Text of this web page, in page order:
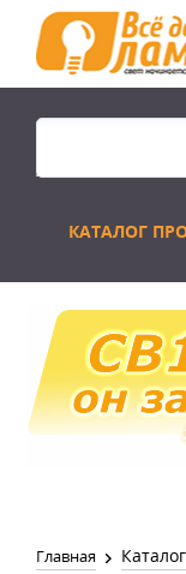
КАТАЛОГ
Распродажа
Главная